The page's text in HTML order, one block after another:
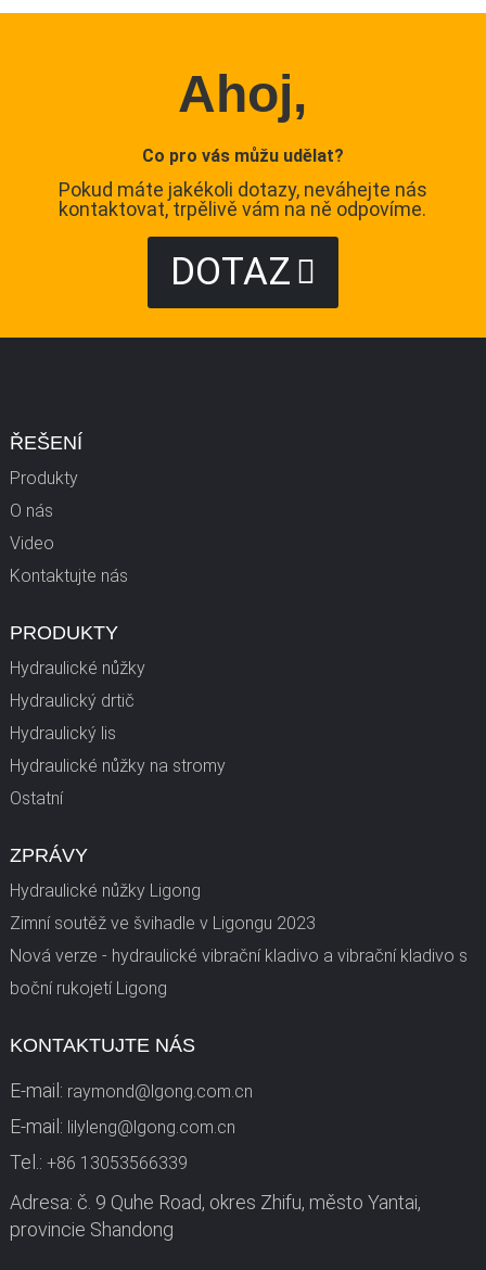
Ahoj,
Co pro vás můžu udělat?
Pokud máte jakékoli dotazy, neváhejte nás
kontaktovat, trpělivě vám na ně odpovíme.
DOTAZ
ŘEŠENÍ
Produkty
O nás
Video
Kontaktujte nás
PRODUKTY
Hydraulické nůžky
Hydraulický drtič
Hydraulický lis
Hydraulické nůžky na stromy
Ostatní
ZPRÁVY
Hydraulické nůžky Ligong
Zimní soutěž ve švihadle v Ligongu 2023
Nová verze - hydraulické vibrační kladivo a vibrační kladivo s
boční rukojetí Ligong
KONTAKTUJTE NÁS
E-mail: raymond@lgong.com.cn
E-mail: lilyleng@lgong.com.cn
Tel.: +86 13053566339
Adresa: č. 9 Quhe Road, okres Zhifu, město Yantai,
provincie Shandong